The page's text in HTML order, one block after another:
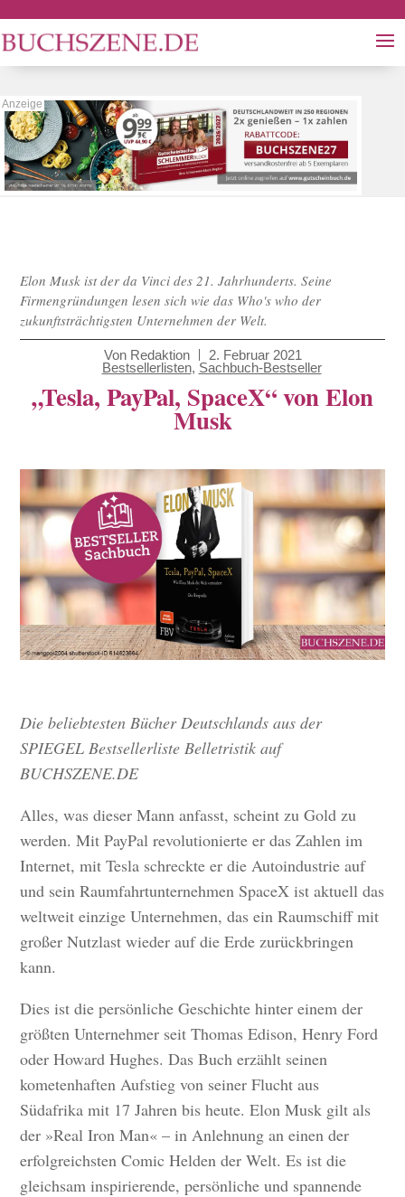
Elon Musk ist der da Vinci des 21. Jahrhunderts. Seine
Firmengründungen lesen sich wie das Who's who der
zukunftsträchtigsten Unternehmen der Welt.
Von Redaktion
2. Februar 2021
Bestsellerlisten, Sachbuch-Bestseller
„Tesla, PayPal, SpaceX“ von Elon
Musk
Die beliebtesten Bücher Deutschlands aus der
SPIEGEL Bestsellerliste Belletristik auf
BUCHSZENE.DE
Alles, was dieser Mann anfasst, scheint zu Gold zu
werden. Mit PayPal revolutionierte er das Zahlen im
Internet, mit Tesla schreckte er die Autoindustrie auf
und sein Raumfahrtunternehmen SpaceX ist aktuell das
weltweit einzige Unternehmen, das ein Raumschiff mit
großer Nutzlast wieder auf die Erde zurückbringen
kann.
Dies ist die persönliche Geschichte hinter einem der
größten Unternehmer seit Thomas Edison, Henry Ford
oder Howard Hughes. Das Buch erzählt seinen
kometenhaften Aufstieg von seiner Flucht aus
Südafrika mit 17 Jahren bis heute. Elon Musk gilt als
der »Real Iron Man« – in Anlehnung an einen der
erfolgreichsten Comic Helden der Welt. Es ist die
gleichsam inspirierende, persönliche und spannende